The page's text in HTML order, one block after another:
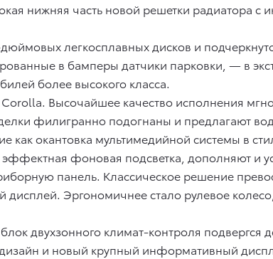
нижняя часть новой решетки радиатора с
легкосплавных дисков и
в бамперы датчики парковки, — в
более высокого класса.
Высочайшее качество исполнения
филигранно подогнаны и предлагают
окантовка мультимедийной системы в
фоновая подсветка, дополняют и
панель. Классическое решение
Эргономичнее стало рулевое
двухзонного климат-контроля подвергся
и новый крупный информативный